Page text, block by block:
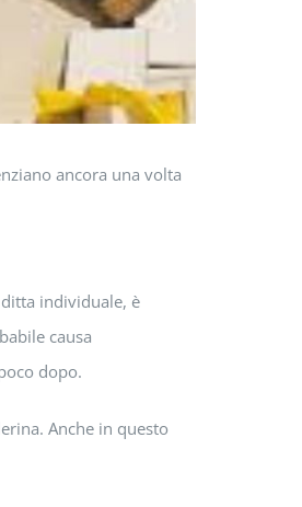
ancora una volta
individuale, è
causa
dopo.
Anche in questo